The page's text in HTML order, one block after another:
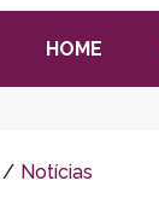
HOME
/ Notícias